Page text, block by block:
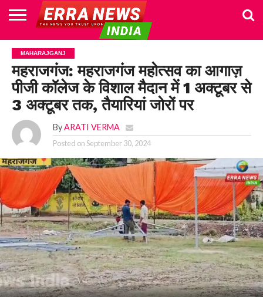
HOME
POLITICS
NEWS
BUSINESS
CULTURE
NATIONAL
SPORTS
LIFESTYLE
TRAVEL
OPINION
BREAKING
NEWS
ENTERTAINMENT
WORLD
CRIME
JOIN
US
MAHARAJGANJ
महराजगंज: महराजगंज महोत्सव का आगाज़
पीजी कॉलेज के विशाल मैदान में 1 अक्टूबर से
3 अक्टूबर तक, तैयारियां जोरों पर
By ARATI VERMA
Posted onSeptember 30, 2024